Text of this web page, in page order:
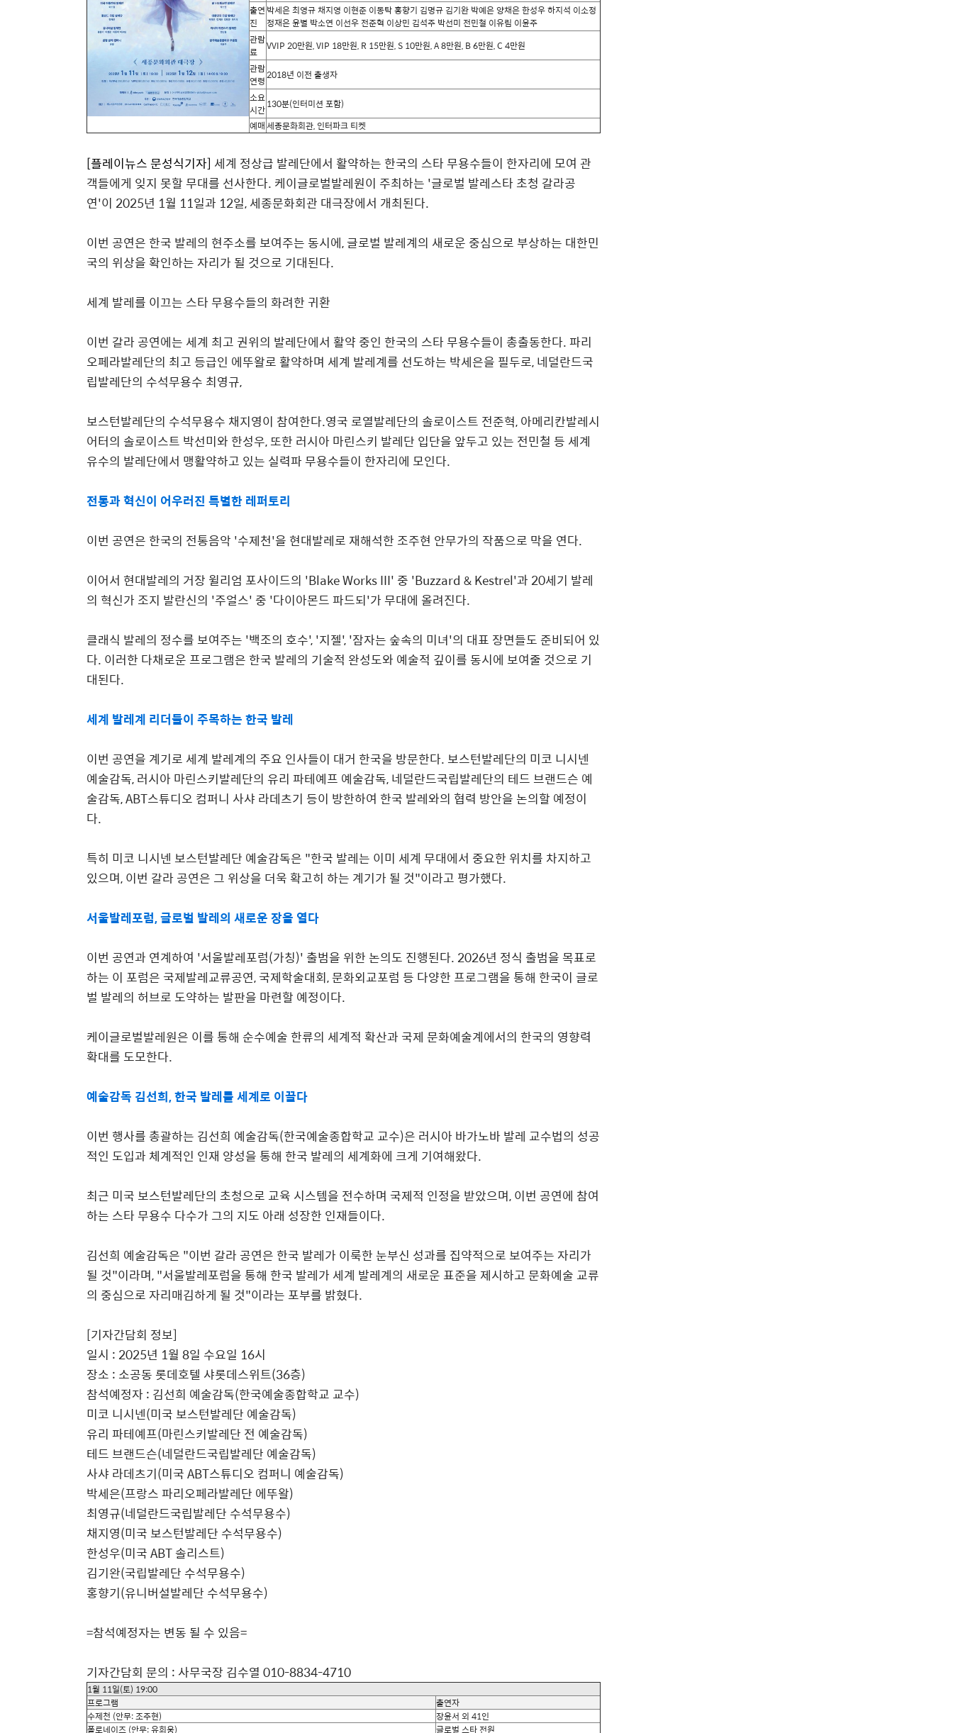
출연
진
박세은 최영규 채지영 이현준 이동탁 홍향기 김명규 김기완 박예은 양채은 한성우 하지석 이소정
정재은 윤별 박소연 이선우 전준혁 이상민 김석주 박선미 전민철 이유림 이윤주
관람
료
VVIP 20만원, VIP 18만원, R 15만원, S 10만원, A 8만원, B 6만원, C 4만원
관람
연령2018년 이전 출생자
소요
시간130분(인터미션 포함)
예매세종문화회관, 인터파크 티켓
[플레이뉴스 문성식기자] 세계 정상급 발레단에서 활약하는 한국의 스타 무용수들이 한자리에 모여 관
객들에게 잊지 못할 무대를 선사한다. 케이글로벌발레원이 주최하는 '글로벌 발레스타 초청 갈라공
연'이 2025년 1월 11일과 12일,세종문화회관 대극장에서 개최된다.
이번 공연은 한국 발레의 현주소를 보여주는 동시에,글로벌 발레계의 새로운 중심으로 부상하는 대한민
국의 위상을 확인하는 자리가 될 것으로 기대된다.
세계 발레를 이끄는 스타 무용수들의 화려한 귀환
이번 갈라 공연에는 세계 최고 권위의 발레단에서 활약 중인 한국의 스타 무용수들이 총출동한다.파리
오페라발레단의 최고 등급인 에뚜왈로 활약하며 세계 발레계를 선도하는 박세은을 필두로,네덜란드국
립발레단의 수석무용수 최영규,
보스턴발레단의 수석무용수 채지영이 참여한다.영국 로열발레단의 솔로이스트 전준혁,아메리칸발레시
어터의 솔로이스트 박선미와 한성우,또한 러시아 마린스키 발레단 입단을 앞두고 있는 전민철 등 세계
유수의 발레단에서 맹활약하고 있는 실력파 무용수들이 한자리에 모인다.
전통과 혁신이 어우러진 특별한 레퍼토리
이번 공연은 한국의 전통음악 '수제천'을 현대발레로 재해석한 조주현 안무가의 작품으로 막을 연다.
이어서 현대발레의 거장 윌리엄 포사이드의 'Blake Works III' 중 'Buzzard & Kestrel'과 20세기 발레
의 혁신가 조지 발란신의 '주얼스' 중 '다이아몬드 파드되'가 무대에 올려진다.
클래식 발레의 정수를 보여주는 '백조의 호수', '지젤', '잠자는 숲속의 미녀'의 대표 장면들도 준비되어 있
다. 이러한 다채로운 프로그램은 한국 발레의 기술적 완성도와 예술적 깊이를 동시에 보여줄 것으로 기
대된다.
세계 발레계 리더들이 주목하는 한국 발레
이번 공연을 계기로 세계 발레계의 주요 인사들이 대거 한국을 방문한다. 보스턴발레단의 미코 니시넨
예술감독,러시아 마린스키발레단의 유리 파테예프 예술감독,네덜란드국립발레단의 테드 브랜드슨 예
술감독, ABT스튜디오 컴퍼니 사샤 라데츠기 등이 방한하여 한국 발레와의 협력 방안을 논의할 예정이
다.
특히 미코 니시넨 보스턴발레단 예술감독은 "한국 발레는 이미 세계 무대에서 중요한 위치를 차지하고
있으며,이번 갈라 공연은 그 위상을 더욱 확고히 하는 계기가 될 것"이라고 평가했다.
서울발레포럼, 글로벌 발레의 새로운 장을 열다
이번 공연과 연계하여 '서울발레포럼(가칭)' 출범을 위한 논의도 진행된다. 2026년 정식 출범을 목표로
하는 이 포럼은 국제발레교류공연,국제학술대회,문화외교포럼 등 다양한 프로그램을 통해 한국이 글로
벌 발레의 허브로 도약하는 발판을 마련할 예정이다.
케이글로벌발레원은 이를 통해 순수예술 한류의 세계적 확산과 국제 문화예술계에서의 한국의 영향력
확대를 도모한다.
예술감독 김선희, 한국 발레를 세계로 이끌다
이번 행사를 총괄하는 김선희 예술감독(한국예술종합학교 교수)은 러시아 바가노바 발레 교수법의 성공
적인 도입과 체계적인 인재 양성을 통해 한국 발레의 세계화에 크게 기여해왔다.
최근 미국 보스턴발레단의 초청으로 교육 시스템을 전수하며 국제적 인정을 받았으며,이번 공연에 참여
하는 스타 무용수 다수가 그의 지도 아래 성장한 인재들이다.
김선희 예술감독은 "이번 갈라 공연은 한국 발레가 이룩한 눈부신 성과를 집약적으로 보여주는 자리가
될 것"이라며, "서울발레포럼을 통해 한국 발레가 세계 발레계의 새로운 표준을 제시하고 문화예술 교류
의 중심으로 자리매김하게 될 것"이라는 포부를 밝혔다.
[기자간담회 정보]
일시 : 2025년 1월 8일 수요일 16시
장소 : 소공동 롯데호텔 샤롯데스위트(36층)
참석예정자: 김선희 예술감독(한국예술종합학교 교수)
미코 니시넨(미국 보스턴발레단 예술감독)
유리 파테예프(마린스키발레단 전 예술감독)
테드 브랜드슨(네덜란드국립발레단 예술감독)
사샤 라데츠기(미국ABT스튜디오 컴퍼니 예술감독)
박세은(프랑스 파리오페라발레단 에뚜왈)
최영규(네덜란드국립발레단 수석무용수)
채지영(미국 보스턴발레단 수석무용수)
한성우(미국ABT솔리스트)
김기완(국립발레단 수석무용수)
홍향기(유니버설발레단 수석무용수)
=참석예정자는 변동 될 수 있음=
기자간담회 문의 : 사무국장 김수열 010-8834-4710
1월 11일(토) 19:00
프로그램
출연자
수제천 (안무:조주현) 장윤서 외 41인
폴로네이즈 (안무:유회웅) 글로벌 스타 전원